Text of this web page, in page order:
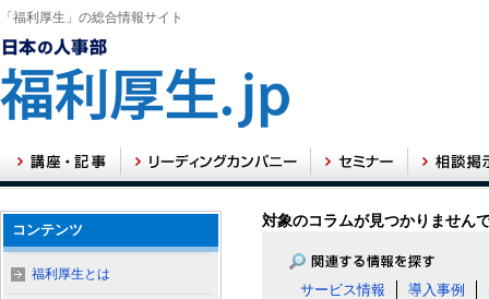
「福利厚生」の総合情報サイト
対象のコラムが見つかりません
サービス情報 導入事例
コンテンツ
福利厚生とは